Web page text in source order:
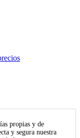
propias y de
y segura nuestra